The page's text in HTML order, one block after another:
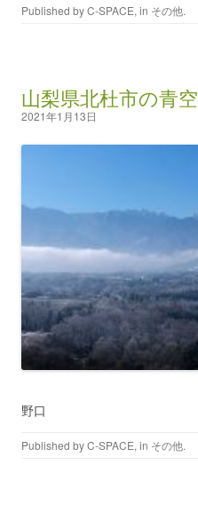
Published byC-SPACE, in その他.
山梨県北杜市の青空
2021年1月13日
野口
Published byC-SPACE, in その他.